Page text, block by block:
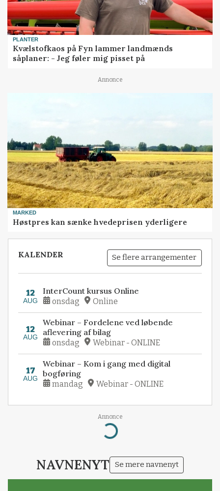
PLANTER
Kvælstofkaos på Fyn lammer landmænds
såplaner: - Jeg føler mig pisset på
Annonce
MARKED
Høstpres kan sænke hvedeprisen yderligere
KALENDER Se flere arrangementer
12
AUG
InterCount kursus Online
onsdag Online
12
AUG
Webinar – Fordelene ved løbende
aflevering af bilag
onsdag Webinar - ONLINE
17
AUG
Webinar – Kom i gang med digital
bogføring
mandag Webinar - ONLINE
Annonce
Loading...
NAVNENYT Se mere navnenyt